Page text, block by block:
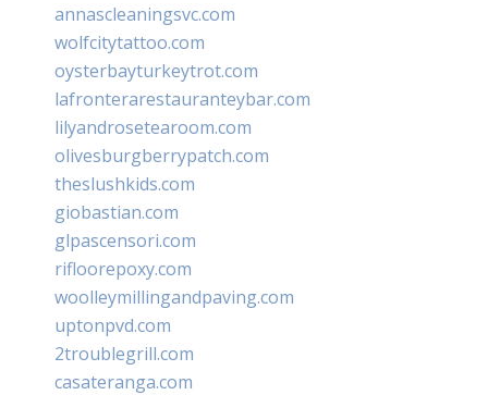
annascleaningsvc.com
wolfcitytattoo.com
oysterbayturkeytrot.com
lafronterarestauranteybar.com
lilyandrosetearoom.com
olivesburgberrypatch.com
theslushkids.com
giobastian.com
glpascensori.com
rifloorepoxy.com
woolleymillingandpaving.com
uptonpvd.com
2troublegrill.com
casateranga.com